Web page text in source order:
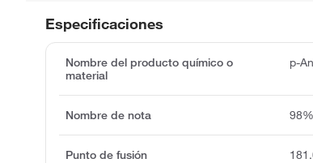
Especificaciones
Nombre del producto químico o
material
p-
Nombre de nota 98%
Punto de fusión